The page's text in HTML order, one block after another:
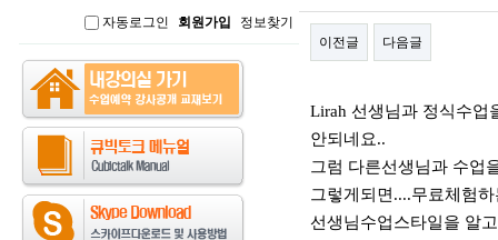
자동로그인 회원가입 정보찾기
이전글 다음글
Lirah 선생님과 정식수업
안되네요..
그럼 다른선생님과 수업
그렇게되면....무료체험
선생님수업스타일을 알